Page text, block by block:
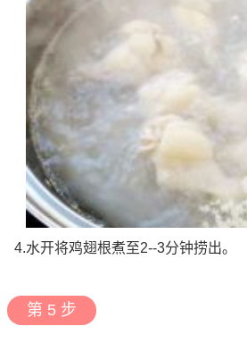
4.水开将鸡翅根煮至2--3分钟捞出。
第 5 步